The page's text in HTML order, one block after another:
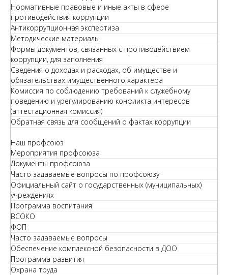
Нормативные правовые и иные акты в сфере
противодействия коррупции
Антикоррупционная экспертиза
Методические материалы
Формы документов, связанных с противодействием
коррупции, для заполнения
Сведения о доходах и расходах, об имуществе и
обязательствах имущественного характера
Комиссия по соблюдению требований к служебному
поведению и урегулированию конфликта интересов
(аттестационная комиссия)
Обратная связь для сообщений о фактах коррупции
Наш профсоюз
Мероприятия профсоюза
Документы профсоюза
Часто задаваемые вопросы по профсоюзу
Официальный сайт о государственных (муниципальных)
учреждениях
Программа воспитания
ВСОКО
ФОП
Часто задаваемые вопросы
Обеспечение комплексной безопасности в ДОО
Программа развития
Охрана труда